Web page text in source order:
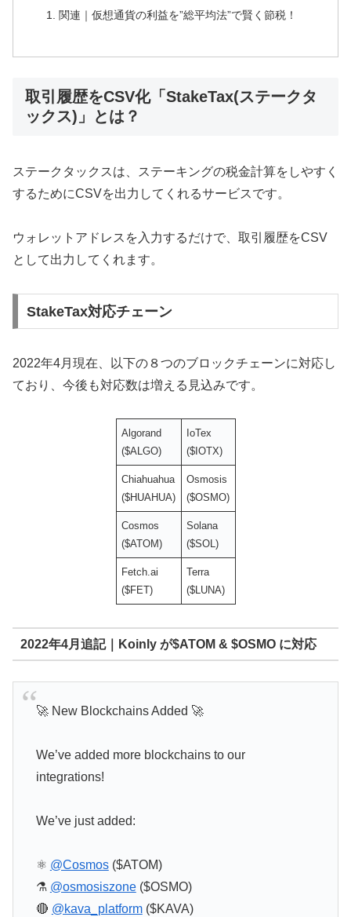
関連｜仮想通貨の利益を”総平均法”で賢く節税！
取引履歴をCSV化「StakeTax(ステークタ
ックス)」とは？
ステークタックスは、ステーキングの税金計算をしやすく
するためにCSVを出力してくれるサービスです。
ウォレットアドレスを入力するだけで、取引履歴をCSV
として出力してくれます。
StakeTax対応チェーン
2022年4月現在、以下の８つのブロックチェーンに対応し
ており、今後も対応数は増える見込みです。
Algorand
($ALGO)
IoTex
($IOTX)
Chiahuahua
($HUAHUA)
Osmosis
($OSMO)
Cosmos
($ATOM)
Solana
($SOL)
Fetch.ai
($FET)
Terra
($LUNA)
2022年4月追記｜Koinly が$ATOM & $OSMO に対応
🚀 New Blockchains Added 🚀
We’ve added more blockchains to our
integrations!
We’ve just added:
⚛️ @Cosmos($ATOM)
⚗️ @osmosiszone($OSMO)
🔴 @kava_platform($KAVA)